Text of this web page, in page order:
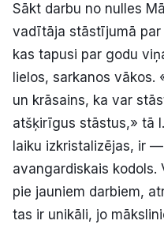
Sākt darbu no nulles
vadītāja stāstījumā
kas tapusi par godu
lielos, sarkanos vākos.
un krāsains, ka var
atšķirīgus stāstus,» tā
laiku izkristalizējas, ir
avangardiskais kodols.
pie jauniem darbiem,
tas ir unikāli, jo